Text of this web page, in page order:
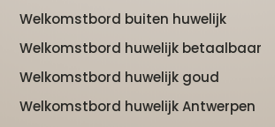
Welkomstbord buiten huwelijk
Welkomstbord huwelijk betaalbaar
Welkomstbord huwelijk goud
Welkomstbord huwelijk Antwerpen